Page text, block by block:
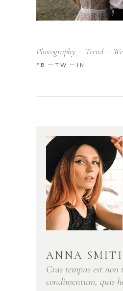
Photography Trend
FB TW IN
ANNA
Cras tempus est non
condimentum, quis